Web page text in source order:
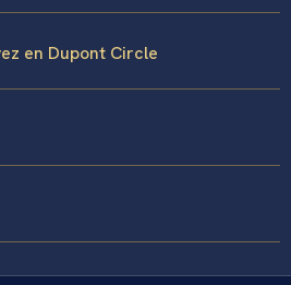
en Dupont Circle